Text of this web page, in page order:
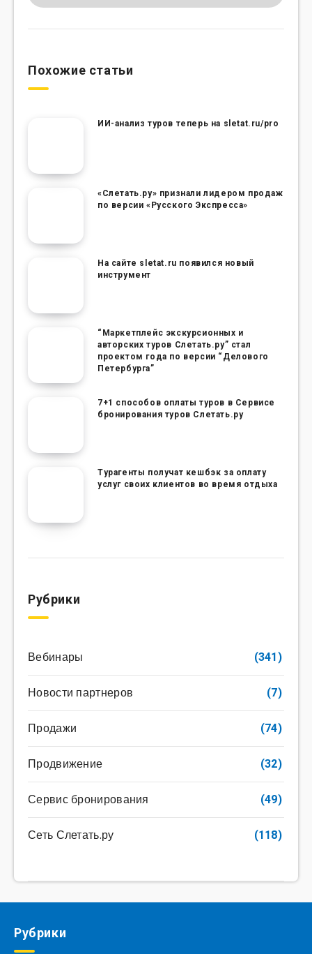
Похожие статьи
ИИ-анализ туров теперь на sletat.ru/pro
«Слетать.ру» признали лидером продаж
по версии «Русского Экспресса»
На сайте sletat.ru появился новый
инструмент
“Маркетплейс экскурсионных и
авторских туров Слетать.ру” стал
проектом года по версии “Делового
Петербурга”
7+1 способов оплаты туров в Сервисе
бронирования туров Слетать.ру
Турагенты получат кешбэк за оплату
услуг своих клиентов во время отдыха
Рубрики
Вебинары (341)
Новости партнеров (7)
Продажи (74)
Продвижение (32)
Сервис бронирования (49)
Сеть Слетать.ру (118)
Рубрики